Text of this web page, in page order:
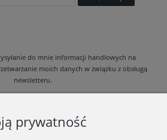
do mnie informacji handlowych na
moich danych w związku z obsługą
newsletteru.
prywatność